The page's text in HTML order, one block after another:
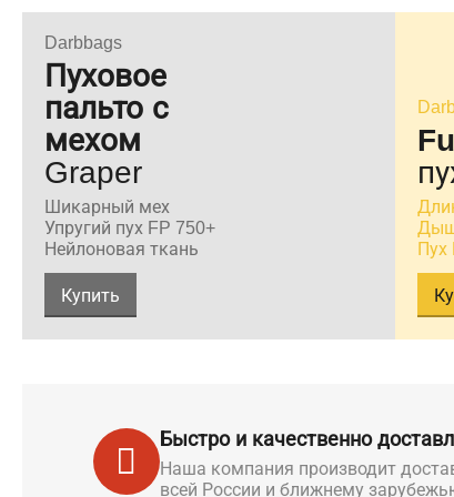
Darbbags
Пуховое
пальто с
мехом
Graper
Шикарный мех
Упругий пух FP 750+
Нейлоновая ткань
Купить
Пух
Быстро и качественно
Наша компания производит
всей России и ближнему